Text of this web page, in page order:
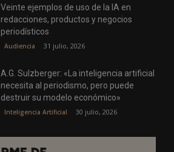
Veinte ejemplos de uso de la IA en
redacciones, productos y negocios
periodísticos
Audiencia 31 julio, 2026
A.G. Sulzberger: «La inteligencia artificial
necesita al periodismo, pero puede
destruir su modelo económico»
Inteligencia Artificial 30 julio, 2026